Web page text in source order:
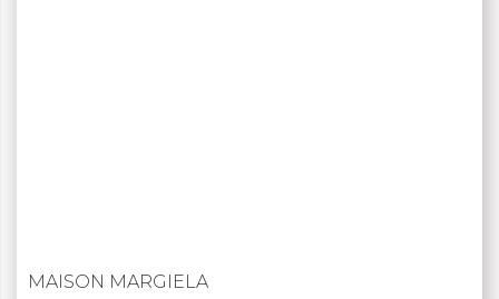
MAISON MARGIELA